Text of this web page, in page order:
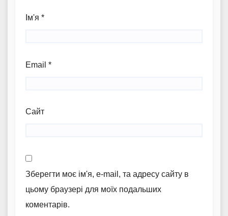
Ім'я *
Email *
Сайт
Зберегти моє ім'я, e-mail, та адресу сайту в
цьому браузері для моїх подальших
коментарів.